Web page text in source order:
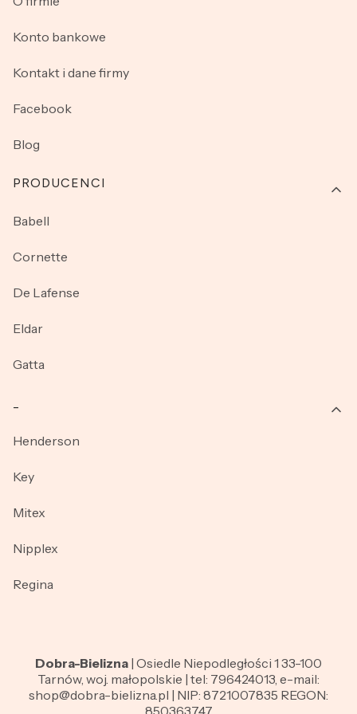
Konto bankowe
Kontakt i dane firmy
Facebook
Blog
PRODUCENCI
Babell
Cornette
De Lafense
Eldar
Gatta
Henderson
Key
Mitex
Nipplex
Regina
Dobra-Bielizna | Osiedle Niepodległości 1 33-100
Tarnów, woj. małopolskie | tel: 796424013, e-mail:
shop@dobra-bielizna.pl | NIP: 8721007835 REGON:
850363747